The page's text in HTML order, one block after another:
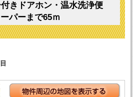
きドアホン・温水洗浄便
パーまで65ｍ